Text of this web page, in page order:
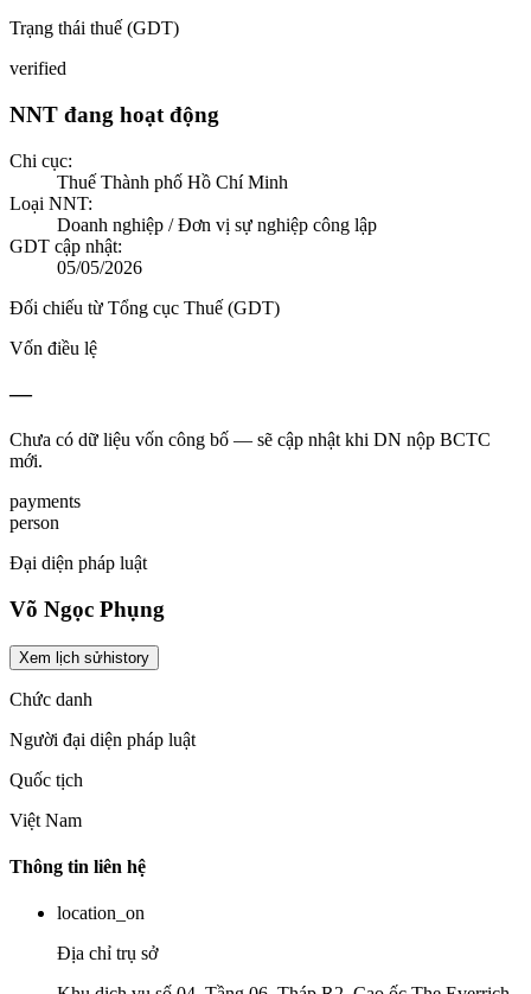
Trạng thái thuế (GDT)
verified
NNT đang hoạt động
Chi cục:
Thuế Thành phố Hồ Chí Minh
Loại NNT:
Doanh nghiệp / Đơn vị sự nghiệp công lập
GDT cập nhật:
05/05/2026
Đối chiếu từ Tổng cục Thuế (GDT)
Vốn điều lệ
—
Chưa có dữ liệu vốn công bố — sẽ cập nhật khi DN nộp BCTC
mới.
payments
person
Đại diện pháp luật
Võ Ngọc Phụng
Xem lịch sửhistory
Chức danh
Người đại diện pháp luật
Quốc tịch
Việt Nam
Thông tin liên hệ
location_on
Địa chỉ trụ sở